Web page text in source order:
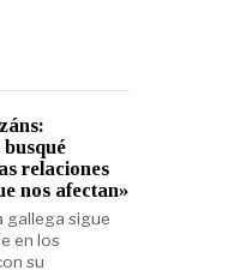
relaciones
nos afectan»
gallega sigue
en los
su